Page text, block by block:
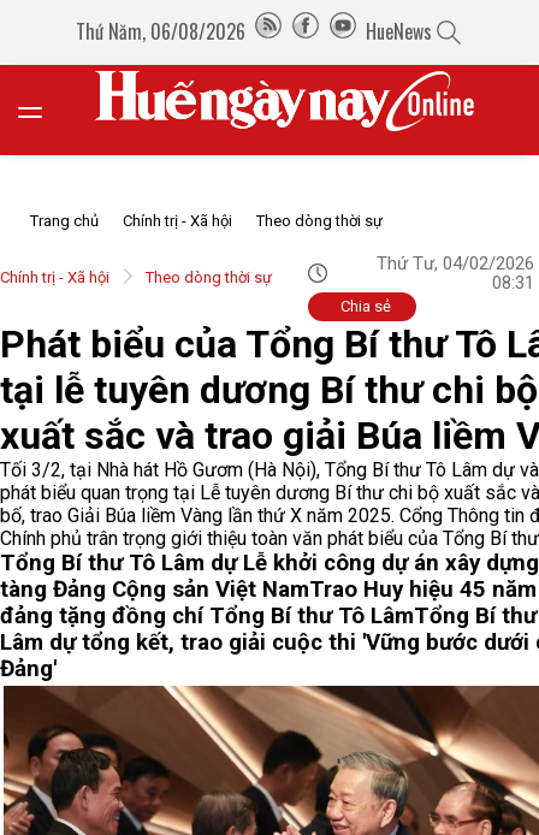
Thứ Năm, 06/08/2026 HueNews
Trang chủ Chính trị - Xã hội Theo dòng thời sự
Chính trị - Xã hội Theo dòng thời sự
Thứ Tư, 04/02/2026
08:31
Chia sẻ
Phát biểu của Tổng Bí thư Tô
tại lễ tuyên dương Bí thư chi bộ
xuất sắc và trao giải Búa liềm
Tối 3/2, tại Nhà hát Hồ Gươm (Hà Nội), Tổng Bí thư Tô Lâm dự
phát biểu quan trọng tại Lễ tuyên dương Bí thư chi bộ xuất sắc
bố, trao Giải Búa liềm Vàng lần thứ X năm 2025. Cổng Thông tin
Chính phủ trân trọng giới thiệu toàn văn phát biểu của Tổng Bí
Tổng Bí thư Tô Lâm dự Lễ khởi công dự án xây
tàng Đảng Cộng sản Việt NamTrao Huy hiệu 45
đảng tặng đồng chí Tổng Bí thư Tô LâmTổng Bí
Lâm dự tổng kết, trao giải cuộc thi 'Vững bước dưới
Đảng'